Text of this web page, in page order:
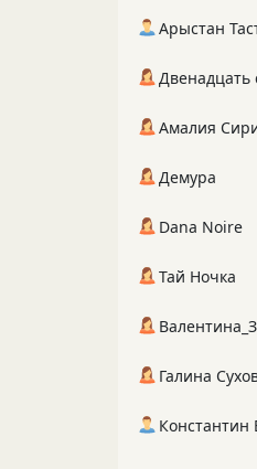
Арыстан
Двенадцать
Амалия
Демура
Dana Noire
Тай Ночка
Галина